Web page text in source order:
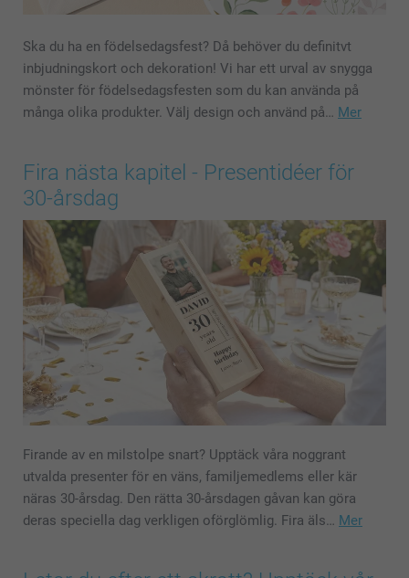
Ska du ha en födelsedagsfest? Då behöver du definitvt
inbjudningskort och dekoration! Vi har ett urval av snygga
mönster för födelsedagsfesten som du kan använda på
många olika produkter. Välj design och använd på… Mer
Fira nästa kapitel - Presentidéer för
30-årsdag
Firande av en milstolpe snart? Upptäck våra noggrant
utvalda presenter för en väns, familjemedlems eller kär
näras 30-årsdag. Den rätta 30-årsdagen gåvan kan göra
deras speciella dag verkligen oförglömlig. Fira äls… Mer